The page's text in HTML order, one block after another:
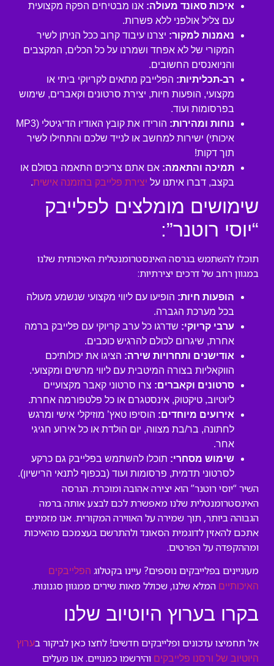
איכות סאונד מעולה: אנו מבטיחים הפקה מקצועית
עם צליל אולפני ללא פשרות.
נאמנות למקור: יצרנו עיבוד קרוב ככל הניתן לשיר
המקורי של לא אפחד ושמרנו על כל הכלים, המקצבים
והניואנסים החשובים.
רב-תכליתיות: הפלייבק מתאים לקריוקי ביתי או
מקצועי, הופעות חיות, יצירת סרטונים וקאברים, שימוש
בפרסומות ועוד.
נוחות ומהירות:
הורידו את קובץ האודיו הדיגיטלי (MP3
איכותי) ישירות למחשב או לנייד שלכם והתחילו לשיר
תוך דקות!
תמיכה והתאמה: אם אתם צריכים התאמה בסולם או
בקצב, דברו איתנו על יצירת פלייבק בהזמנה אישית.
שימושים מומלצים לפלייבק
“יוסי רוטנר”:
תוכלו להשתמש בגרסה האינסטרומנטלית האיכותית שלנו
במגוון רחב של דרכים יצירתיות:
הופעות חיות: הופיעו עם ליווי מקצועי שנשמע מעולה
בכל מערכת הגברה.
ערבי קריוקי: שדרגו כל ערב קריוקי עם פלייבק ברמה
אחרת, שיגרום לכולם להרגיש כוכבים.
אודישנים ותחרויות שירה: הציגו את יכולותיכם
הווקאליות בצורה המיטבית עם ליווי מרשים ומקצועי.
סרטונים וקאברים: צרו סרטוני קאבר מקצועיים
ליוטיוב, טיקטוק, אינסטגרם או כל פלטפורמה אחרת.
אירועים מיוחדים: הוסיפו טאץ’ מוזיקלי אישי ומרגש
לחתונה, בר/בת מצווה, יום הולדת או כל אירוע חגיגי
אחר.
שימוש מסחרי: תוכלו להשתמש בפלייבק גם כרקע
לסרטוני תדמית, פרסומות ועוד (בכפוף לתנאי הרישיון).
השיר “יוסי רוטנר” הוא יצירה אהובה ומוכרת. הגרסה
האינסטרומנטלית שלנו מאפשרת לכם לבצע אותה ברמה
הגבוהה ביותר, תוך שמירה על האווירה המקורית. אנו מזמינים
אתכם להאזין לדוגמית הסאונד ולהתרשם בעצמכם מהאיכות
ומההקפדה על הפרטים.
מעוניינים בפלייבקים נוספים? עיינו בקטלוג הפלייבקים
האיכותיים המלא שלנו, שכולל מאות שירים ממגוון סגנונות.
בקרו בערוץ היוטיוב שלנו
אל תחמיצו עדכונים ופלייבקים חדשים! לחצו כאן לביקור בערוץ
היוטיוב של ורסנו פלייבקים והירשמו כמנויים. אנו מעלים